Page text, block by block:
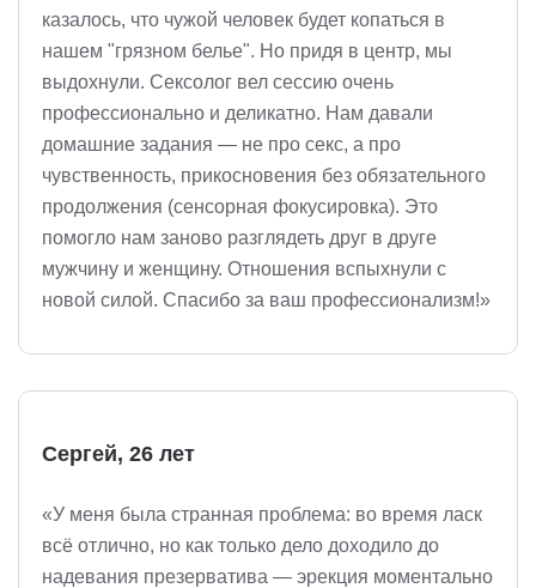
казалось, что чужой человек будет копаться в
нашем "грязном белье". Но придя в центр, мы
выдохнули. Сексолог вел сессию очень
профессионально и деликатно. Нам давали
домашние задания — не про секс, а про
чувственность, прикосновения без обязательного
продолжения (сенсорная фокусировка). Это
помогло нам заново разглядеть друг в друге
мужчину и женщину. Отношения вспыхнули с
новой силой. Спасибо за ваш профессионализм!»
Сергей, 26 лет
«У меня была странная проблема: во время ласк
всё отлично, но как только дело доходило до
надевания презерватива — эрекция моментально